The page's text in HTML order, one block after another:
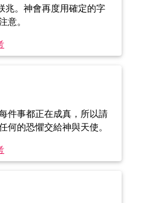
兆。神會再度用確定的字
意。
件事都正在成真，所以請
何的恐懼交給神與天使。